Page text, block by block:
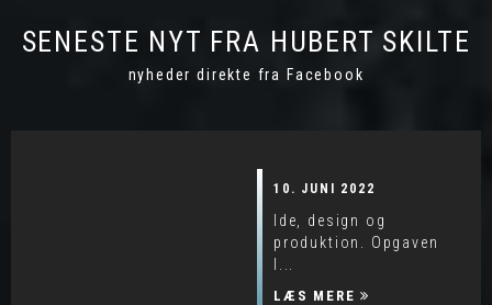
SENESTE NYT FRA HUBERT SKILTE
nyheder direkte fra Facebook
10. JUNI 2022
Ide, design og
produktion. Opgaven
LÆS MERE